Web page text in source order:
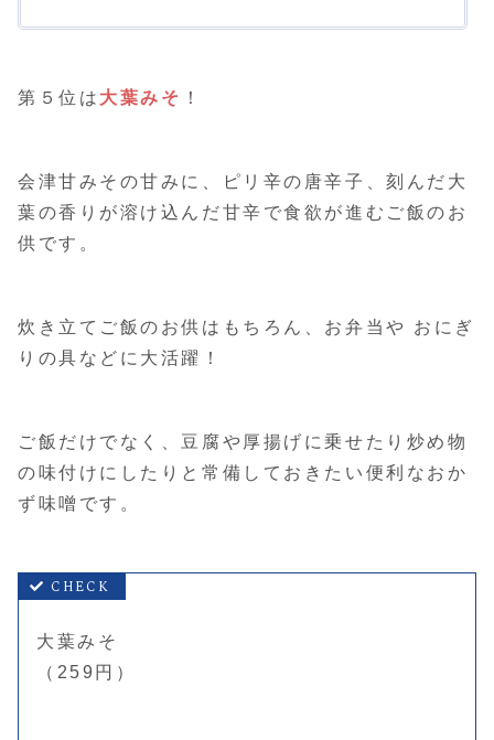
第５位は 大葉みそ ！
会津甘みその甘みに、ピリ辛の唐辛子、刻んだ大
葉の香りが溶け込んだ甘辛で食欲が進むご飯のお
供です。
炊き立てご飯のお供はもちろん、お弁当や おにぎ
りの具などに大活躍！
ご飯だけでなく、豆腐や厚揚げに乗せたり炒め物
の味付けにしたりと常備しておきたい便利なおか
ず味噌です。
大葉みそ
（259円）